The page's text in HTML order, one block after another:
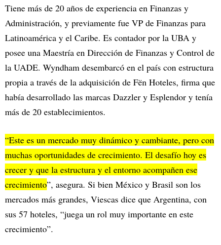
Tiene más de 20 años de experiencia en Finanzas y
Administración, y previamente fue VP de Finanzas para
Latinoamérica y el Caribe. Es contador por la UBA y
posee una Maestría en Dirección de Finanzas y Control de
la UADE. Wyndham desembarcó en el país con estructura
propia a través de la adquisición de Fën Hoteles, firma que
había desarrollado las marcas Dazzler y Esplendor y tenía
más de 20 establecimientos.
“Este es un mercado muy dinámico y cambiante, pero con
muchas oportunidades de crecimiento. El desafío hoy es
crecer y que la estructura y el entorno acompañen ese
crecimiento”, asegura. Si bien México y Brasil son los
mercados más grandes, Viescas dice que Argentina, con
sus 57 hoteles, “juega un rol muy importante en este
crecimiento”.